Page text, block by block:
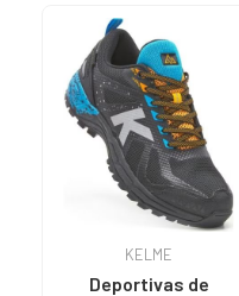
KELME
Deportivas de